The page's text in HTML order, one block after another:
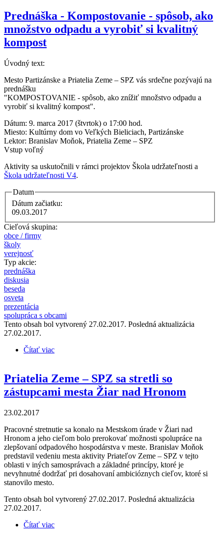
Prednáška - Kompostovanie - spôsob, ako
množstvo odpadu a vyrobiť si kvalitný
kompost
Úvodný text:
Mesto Partizánske a Priatelia Zeme – SPZ vás srdečne pozývajú na
prednášku
"KOMPOSTOVANIE - spôsob, ako znížiť množstvo odpadu a
vyrobiť si kvalitný kompost".
Dátum: 9. marca 2017 (štvrtok) o 17:00 hod.
Miesto: Kultúrny dom vo Veľkých Bieliciach, Partizánske
Lektor: Branislav Moňok, Priatelia Zeme – SPZ
Vstup voľný
Aktivity sa uskutočnili v rámci projektov Škola udržateľnosti a
Škola udržateľnosti V4.
Datum
Dátum začiatku:
09.03.2017
Cieľová skupina:
obce / firmy
školy
verejnosť
Typ akcie:
prednáška
diskusia
beseda
osveta
prezentácia
spolupráca s obcami
Tento obsah bol vytvorený 27.02.2017. Posledná aktualizácia
27.02.2017.
Čítať viac
Priatelia Zeme – SPZ sa stretli so
zástupcami mesta Žiar nad Hronom
23.02.2017
Pracovné stretnutie sa konalo na Mestskom úrade v Žiari nad
Hronom a jeho cieľom bolo prerokovať možnosti spolupráce na
zlepšovaní odpadového hospodárstva v meste. Branislav Moňok
predstavil vedeniu mesta aktivity Priateľov Zeme – SPZ v tejto
oblasti v iných samosprávach a základné princípy, ktoré je
nevyhnutné dodržať pri dosahovaní ambicióznych cieľov, ktoré si
stanovilo mesto.
Tento obsah bol vytvorený 27.02.2017. Posledná aktualizácia
27.02.2017.
Čítať viac